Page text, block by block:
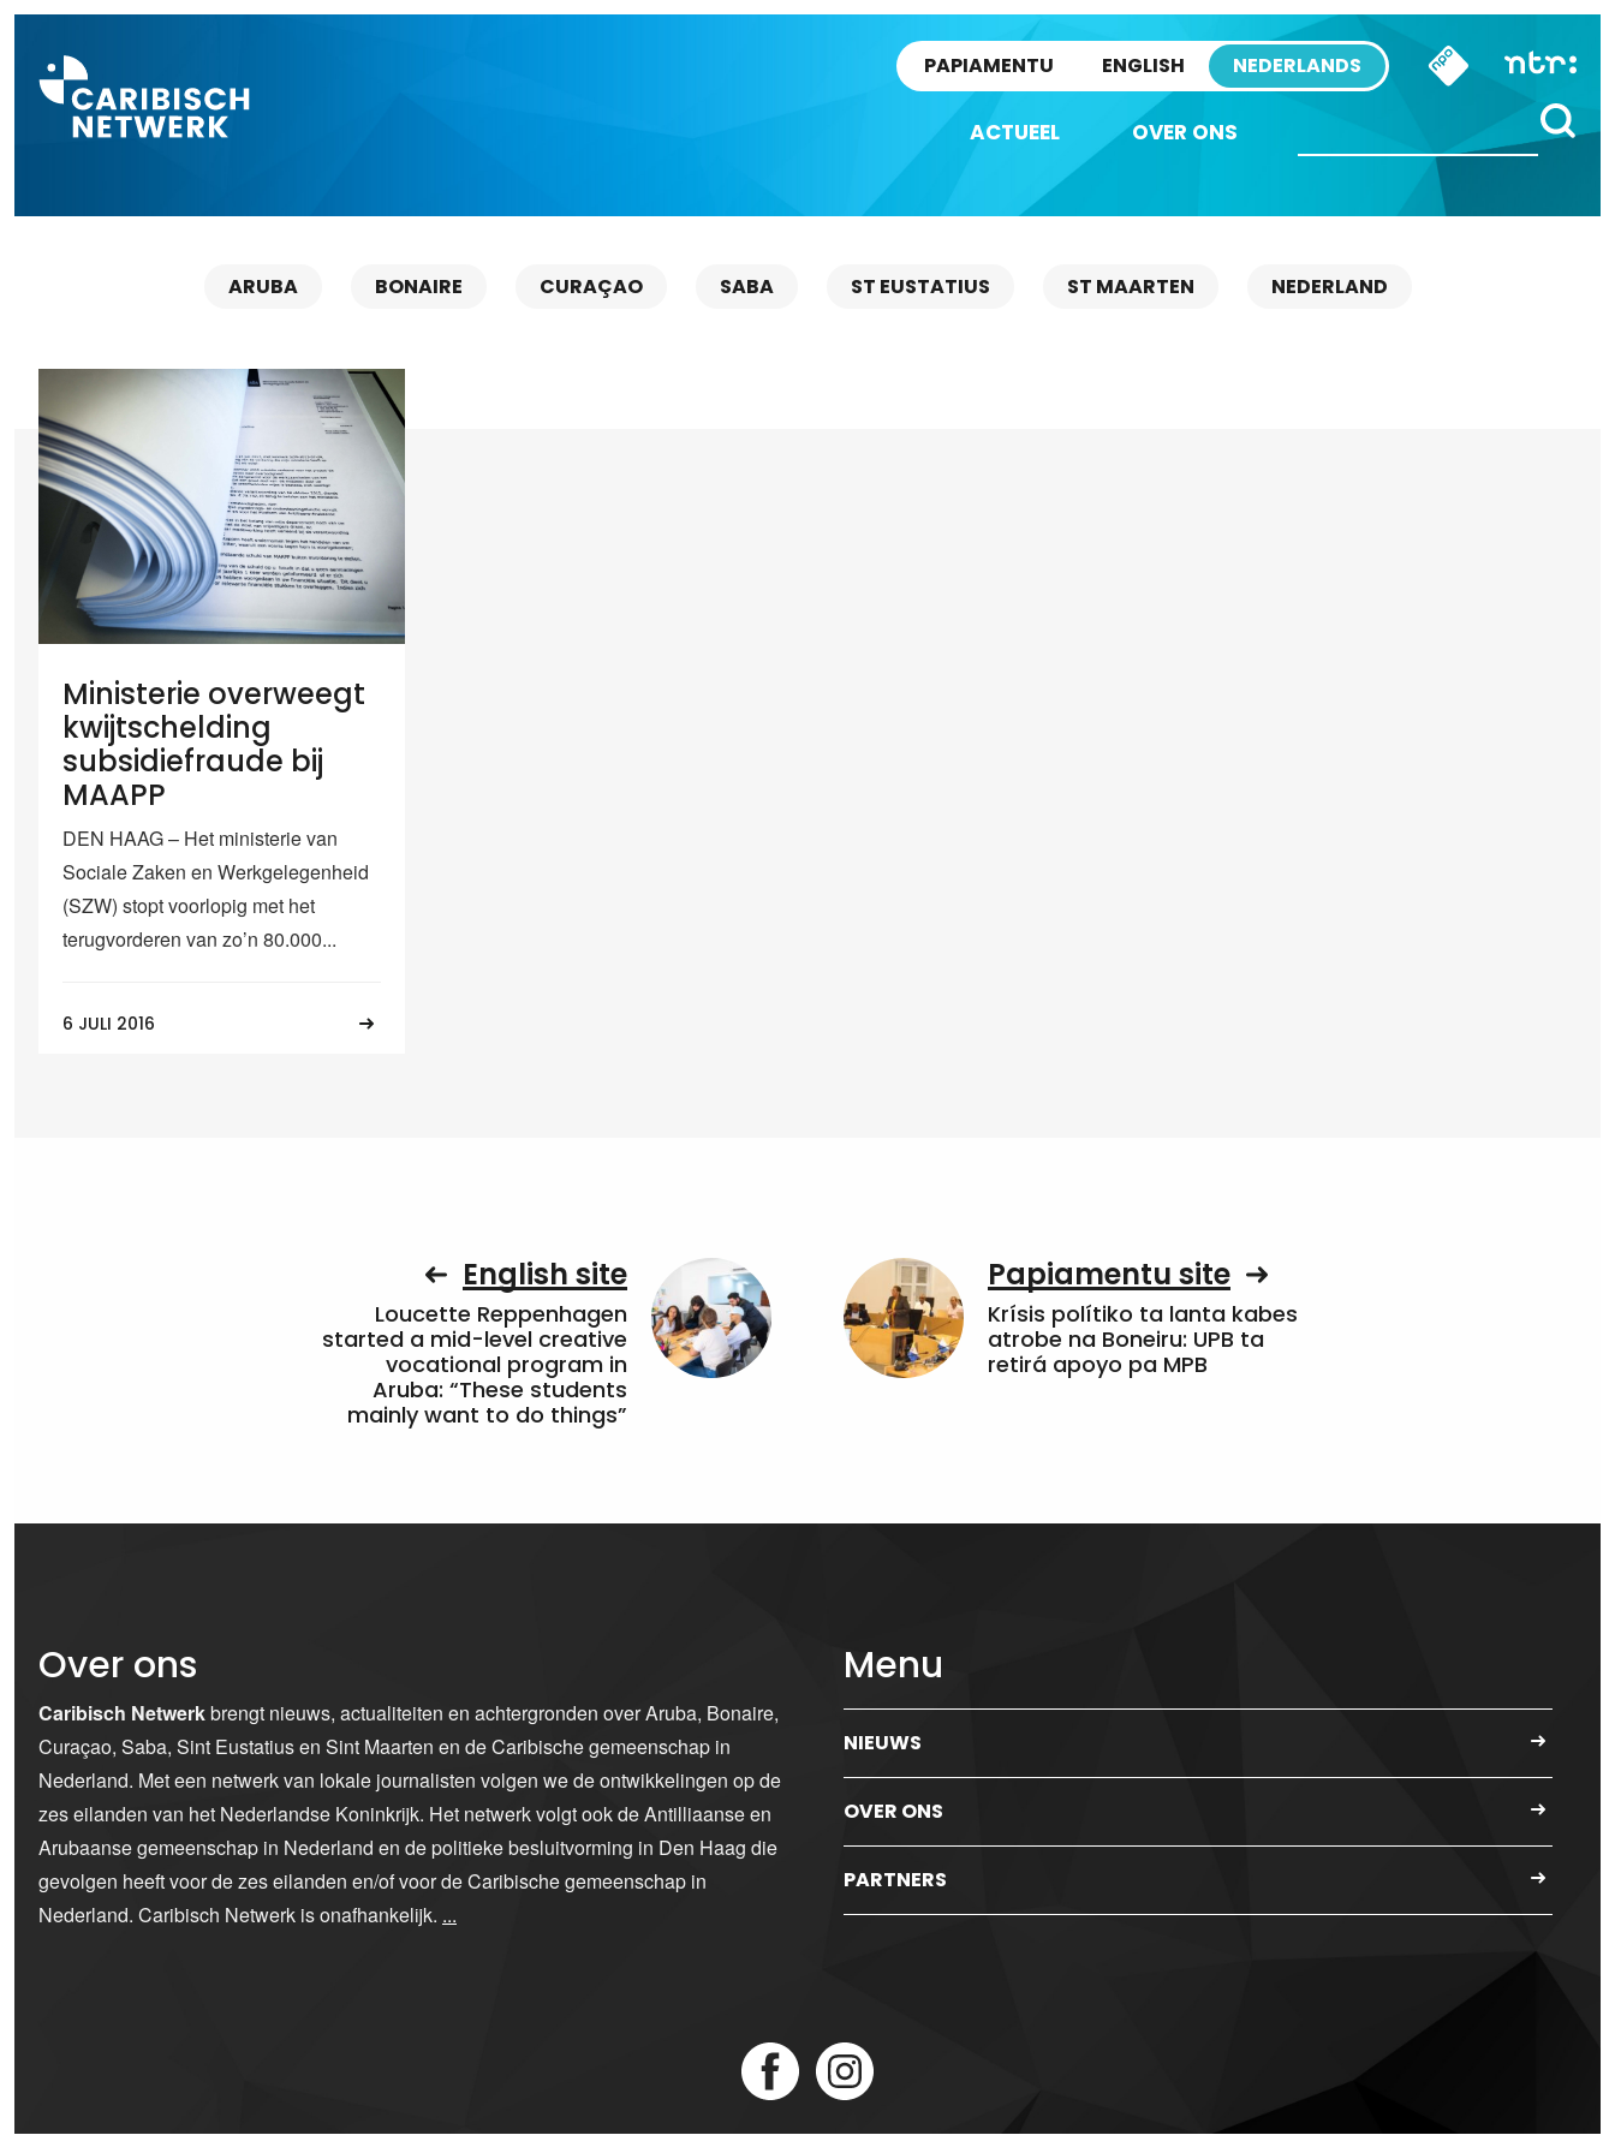
PAPIAMENTU ENGLISH NEDERLANDS
ACTUEEL OVER ONS
ARUBA BONAIRE CURAÇAO SABA ST EUSTATIUS ST MAARTEN NEDERLAND
Ministerie overweegt
kwijtschelding
subsidiefraude bij
MAAPP
DEN HAAG – Het ministerie van
Sociale Zaken en Werkgelegenheid
(SZW) stopt voorlopig met het
terugvorderen van zo’n 80.000...
6 JULI 2016
English site
Loucette Reppenhagen
started a mid-level creative
vocational program in
Aruba: “These students
mainly want to do things”
Papiamentu site
Krísis polítiko ta lanta kabes
atrobe na Boneiru: UPB ta
retirá apoyo pa MPB
Over ons
Caribisch Netwerkbrengt nieuws, actualiteiten en achtergronden over Aruba, Bonaire,
Curaçao, Saba, Sint Eustatius en Sint Maarten en de Caribische gemeenschap in
Nederland. Met een netwerk van lokale journalisten volgen we de ontwikkelingen op de
zes eilanden van het Nederlandse Koninkrijk. Het netwerk volgt ook de Antilliaanse en
Arubaanse gemeenschap in Nederland en de politieke besluitvorming in Den Haag die
gevolgen heeft voor de zes eilanden en/of voor de Caribische gemeenschap in
Nederland. Caribisch Netwerk is onafhankelijk. ...
Menu
NIEUWS
OVER ONS
PARTNERS